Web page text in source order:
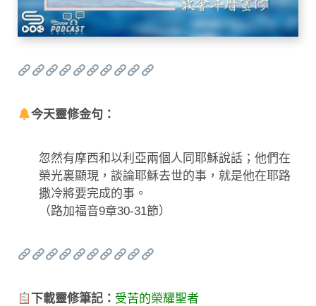
今天靈修金句：
忽然有摩西和以利亞兩個人同耶穌說話；他們在
榮光裏顯現，談論耶穌去世的事，就是他在耶路
撒冷將要完成的事。
（路加福音9章30-31節）
下載靈修筆記： 受苦的榮耀聖者